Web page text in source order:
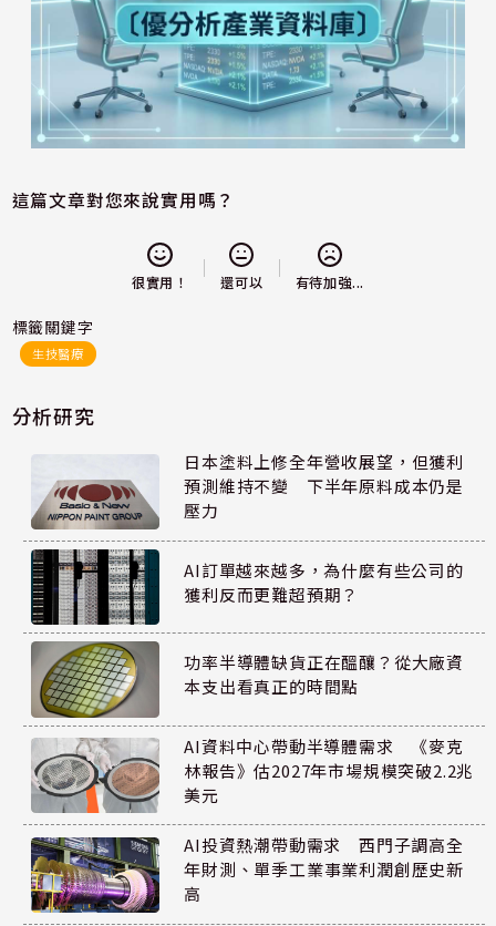
這篇文章對您來說實用嗎？
很實用！ 還可以 有待加強...
標籤關鍵字
生技醫療
分析研究
日本塗料上修全年營收展望，但獲利
預測維持不變 下半年原料成本仍是
壓力
AI訂單越來越多，為什麼有些公司的
獲利反而更難超預期？
功率半導體缺貨正在醞釀？從大廠資
本支出看真正的時間點
AI資料中心帶動半導體需求 《麥克
林報告》估2027年市場規模突破2.2兆
美元
AI投資熱潮帶動需求 西門子調高全
年財測、單季工業事業利潤創歷史新
高